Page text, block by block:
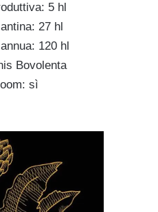
5 hl
27 hl
120 hl
Bovolenta
sì